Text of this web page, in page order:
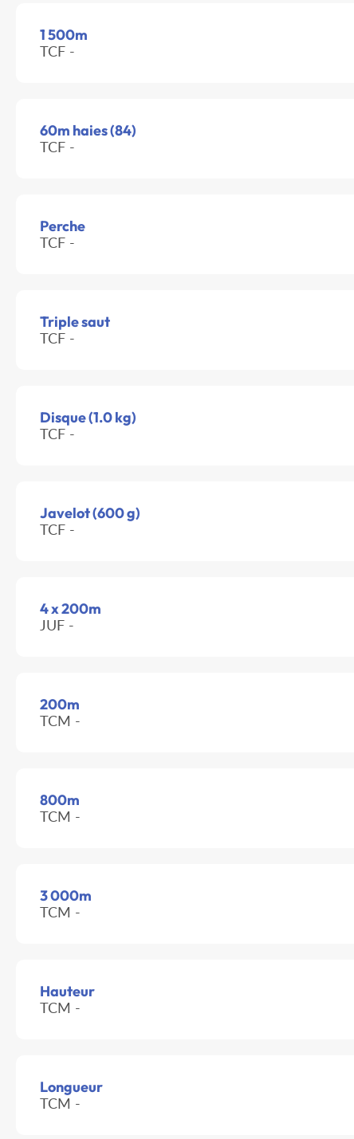
1 500m
TCF -
60m haies (84)
TCF -
Perche
TCF -
Triple saut
TCF -
Disque (1.0 kg)
TCF -
Javelot (600 g)
TCF -
4 x 200m
JUF -
200m
TCM -
800m
TCM -
3 000m
TCM -
Hauteur
TCM -
Longueur
TCM -